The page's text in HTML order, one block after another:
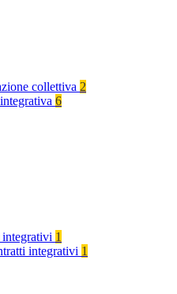
collettiva 2
6
1
integrativi 1